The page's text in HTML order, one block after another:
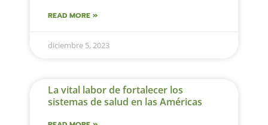
READ MORE »
diciembre 5, 2023
La vital labor de fortalecer los
sistemas de salud en las Américas